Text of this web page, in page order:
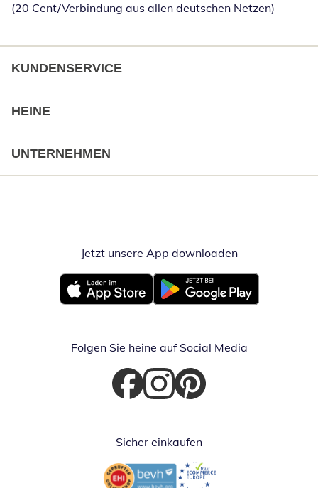
(20 Cent/Verbindung aus allen deutschen Netzen)
KUNDENSERVICE
HEINE
UNTERNEHMEN
Jetzt unsere App downloadenÖffnet in
Öffnet in neuem FensterÖffnet in neuem Fenster
Folgen Sie heine auf Social Media
Öffnet in neuem Fenster
Öffnet in neuem Fenster
Öffnet in neuem Fenster
Sicher einkaufen